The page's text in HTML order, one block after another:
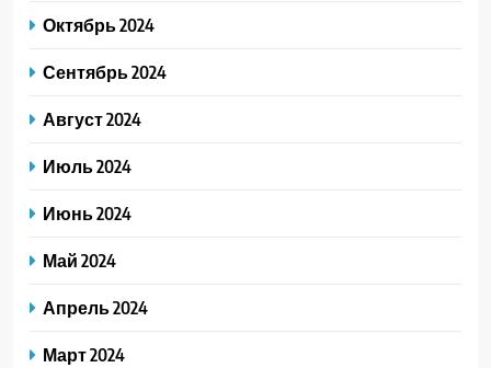
Октябрь 2024
Сентябрь 2024
Август 2024
Июль 2024
Июнь 2024
Май 2024
Апрель 2024
Март 2024